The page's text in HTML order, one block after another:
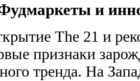
и
The 21 и
признаки
тренда. На